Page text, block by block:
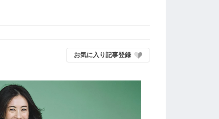
お気に入り記事登録